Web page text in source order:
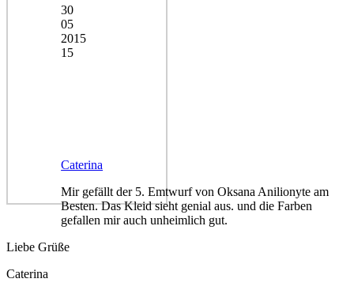
30
05
2015
15
Caterina
Mir gefällt der 5. Emtwurf von Oksana Anilionyte am
Besten. Das Kleid sieht genial aus. und die Farben
gefallen mir auch unheimlich gut.
Liebe Grüße
Caterina